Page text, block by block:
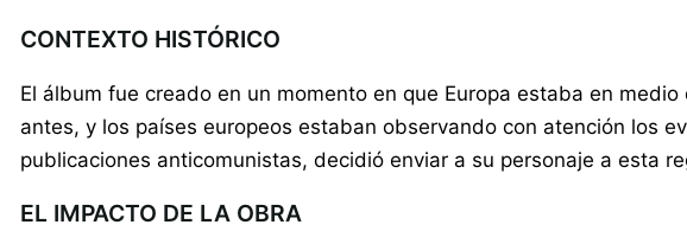
CONTEXTO HISTÓRICO
El álbum fue creado en un momento en que Europa estaba en
antes, y los países europeos estaban observando con atención los
publicaciones anticomunistas, decidió enviar a su personaje a esta
EL IMPACTO DE LA OBRA